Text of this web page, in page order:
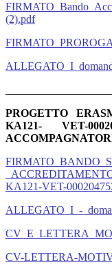
(2).pdf
PROGETTO
KA121- VET-
KA121-VET-
ALLEGATO_I_-
CV-LETTERA-